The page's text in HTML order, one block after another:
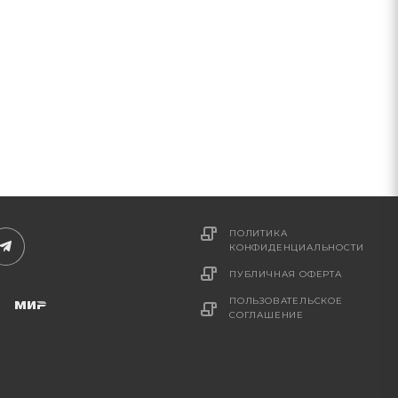
ПОЛИТИКА
КОНФИДЕНЦИАЛЬНОСТИ
ПУБЛИЧНАЯ ОФЕРТА
ПОЛЬЗОВАТЕЛЬСКОЕ
СОГЛАШЕНИЕ